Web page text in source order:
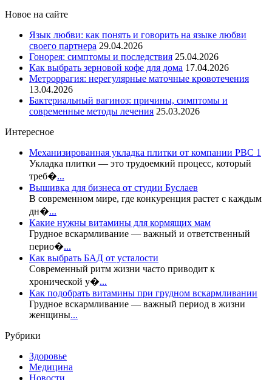
Новое на сайте
Язык любви: как понять и говорить на языке любви
своего партнера 29.04.2026
Гонорея: симптомы и последствия 25.04.2026
Как выбрать зерновой кофе для дома 17.04.2026
Метроррагия: нерегулярные маточные кровотечения
13.04.2026
Бактериальный вагиноз: причины, симптомы и
современные методы лечения 25.03.2026
Интересное
Механизированная укладка плитки от компании РВС 1
Укладка плитки — это трудоемкий процесс, который
треб�...
Вышивка для бизнеса от студии Буслаев
В современном мире, где конкуренция растет с каждым
дн�...
Какие нужны витамины для кормящих мам
Грудное вскармливание — важный и ответственный
перио�...
Как выбрать БАД от усталости
Современный ритм жизни часто приводит к
хронической у�...
Как подобрать витамины при грудном вскармливании
Грудное вскармливание — важный период в жизни
женщины...
Рубрики
Здоровье
Медицина